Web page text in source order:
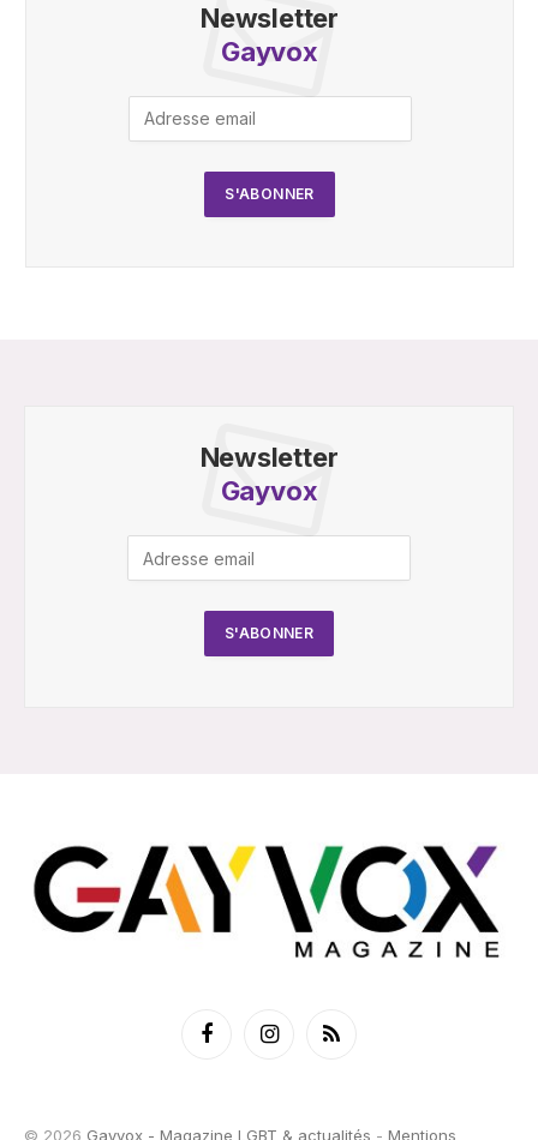
Newsletter
Gayvox
Newsletter
Gayvox
FacebookInstagramRSS
© 2026 Gayvox - Magazine LGBT & actualités - Mentions